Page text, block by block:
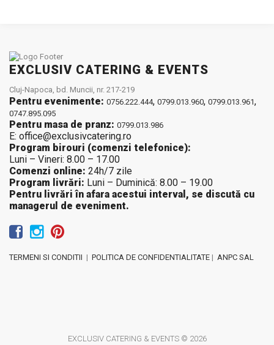
EXCLUSIV CATERING & EVENTS
Cluj-Napoca, bd. Muncii, nr. 217-219
Pentru evenimente: 0756.222.444, 0799.013.960, 0799.013.961,
0747.895.095
Pentru masa de pranz: 0799.013.986
E: office@exclusivcatering.ro
Program birouri (comenzi telefonice):
Luni – Vineri: 8.00 – 17.00
Comenzi online: 24h/7 zile
Program livrări: Luni – Duminică: 8.00 – 19.00
Pentru livrări în afara acestui interval, se discută cu
managerul de eveniment.
TERMENI SI CONDITII | POLITICA DE CONFIDENTIALITATE | ANPC SAL
EXCLUSIV CATERING & EVENTS © 2026